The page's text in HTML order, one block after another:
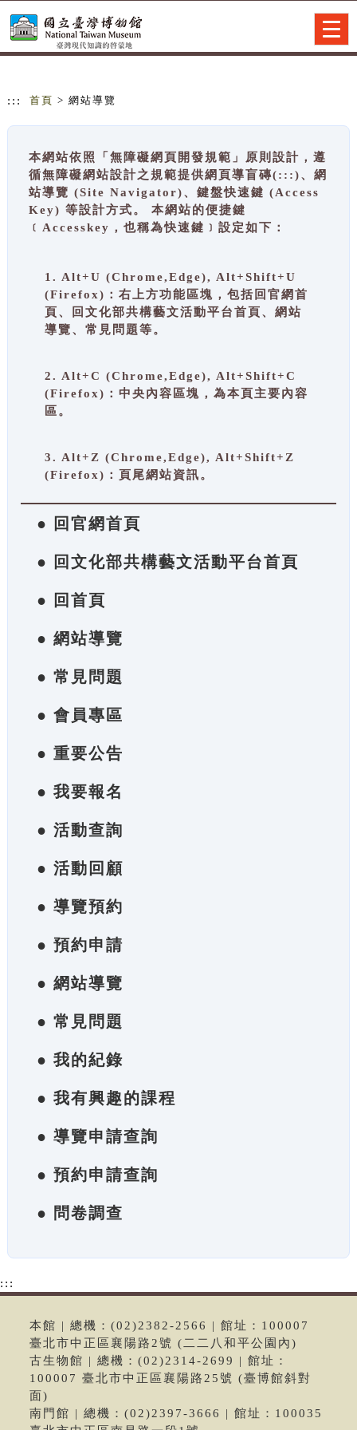
::: 首頁 > 網站導覽
本網站依照「無障礙網頁開發規範」原則設計，遵
循無障礙網站設計之規範提供網頁導盲磚(:::)、網
站導覽 (Site Navigator)、鍵盤快速鍵 (Access
Key) 等設計方式。 本網站的便捷鍵
﹝Accesskey，也稱為快速鍵﹞設定如下：
1. Alt+U (Chrome,Edge), Alt+Shift+U
(Firefox)：右上方功能區塊，包括回官網首
頁、回文化部共構藝文活動平台首頁、網站
導覽、常見問題等。
2. Alt+C (Chrome,Edge), Alt+Shift+C
(Firefox)：中央內容區塊，為本頁主要內容
區。
3. Alt+Z (Chrome,Edge), Alt+Shift+Z
(Firefox)：頁尾網站資訊。
● 回官網首頁
● 回文化部共構藝文活動平台首頁
● 回首頁
● 網站導覽
● 常見問題
● 會員專區
● 重要公告
● 我要報名
● 活動查詢
● 活動回顧
● 導覽預約
● 預約申請
● 網站導覽
● 常見問題
● 我的紀錄
● 我有興趣的課程
● 導覽申請查詢
● 預約申請查詢
● 問卷調查
:::
本館 | 總機：(02)2382-2566 | 館址：100007
臺北市中正區襄陽路2號 (二二八和平公園內)
古生物館 | 總機：(02)2314-2699 | 館址：
100007 臺北市中正區襄陽路25號 (臺博館斜對
面)
南門館 | 總機：(02)2397-3666 | 館址：100035